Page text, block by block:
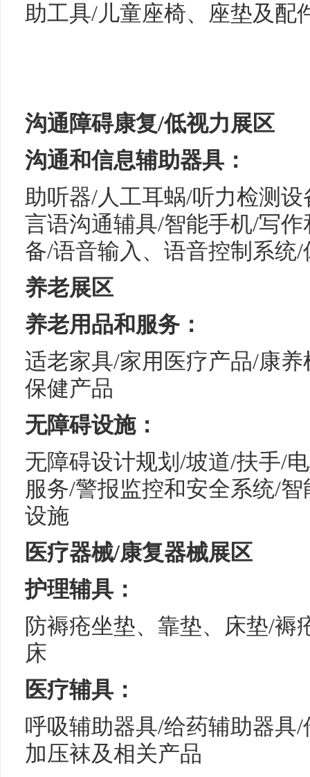
助工具/儿童座椅、座垫及配
沟通障碍康复/低视力展区
沟通和信息辅助器具：
助听器/人工耳蜗/听力检测
言语沟通辅具/智能手机/写
备/语音输入、语音控制系统
养老展区
养老用品和服务：
适老家具/家用医疗产品/康
保健产品
无障碍设施：
无障碍设计规划/坡道/扶手/
服务/警报监控和安全系统/
设施
医疗器械/康复器械展区
护理辅具：
防褥疮坐垫、靠垫、床垫/褥
床
医疗辅具：
呼吸辅助器具/给药辅助器具
加压袜及相关产品